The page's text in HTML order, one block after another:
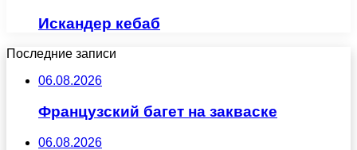
Искандер кебаб
Последние записи
06.08.2026
Французский багет на закваске
06.08.2026